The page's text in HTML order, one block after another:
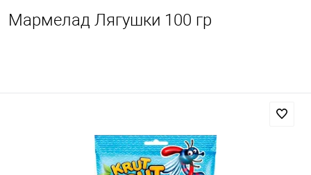
Мармелад Лягушки 100 гр